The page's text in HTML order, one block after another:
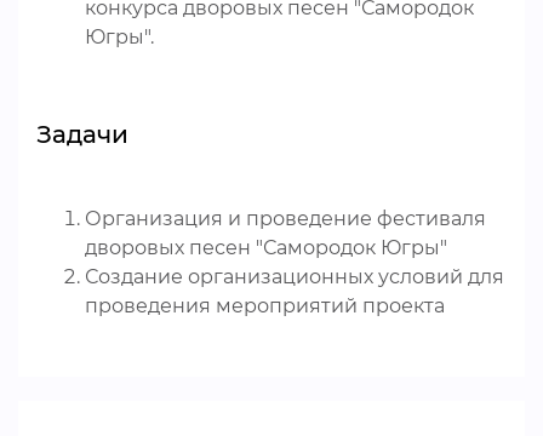
конкурса дворовых песен "Самородок
Югры".
Задачи
Организация и проведение фестиваля
дворовых песен "Самородок Югры"
Создание организационных условий для
проведения мероприятий проекта